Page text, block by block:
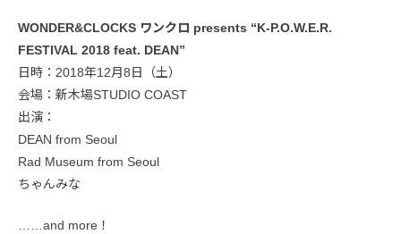
WONDER&CLOCKS ワンクロ presents “K-P.O.W.E.R.
FESTIVAL 2018 feat. DEAN”
日時：2018年12月8日（土）
会場：新木場STUDIO COAST
出演：
DEAN from Seoul
Rad Museum from Seoul
ちゃんみな
……and more！